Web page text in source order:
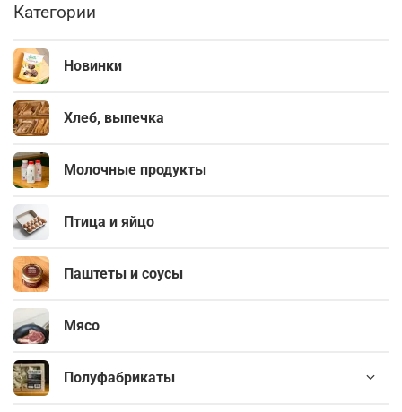
Категории
Новинки
Хлеб, выпечка
Молочные продукты
Птица и яйцо
Паштеты и соусы
Мясо
Полуфабрикаты